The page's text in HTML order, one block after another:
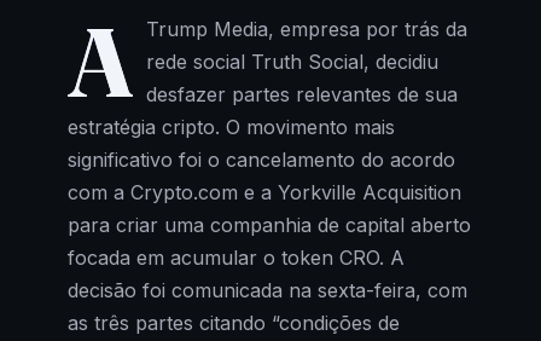
A Trump Media, empresa por trás da
rede social Truth Social, decidiu
desfazer partes relevantes de sua
estratégia cripto. O movimento mais
significativo foi o cancelamento do acordo
com a Crypto.com e a Yorkville Acquisition
para criar uma companhia de capital aberto
focada em acumular o token CRO. A
decisão foi comunicada na sexta-feira, com
as três partes citando “condições de